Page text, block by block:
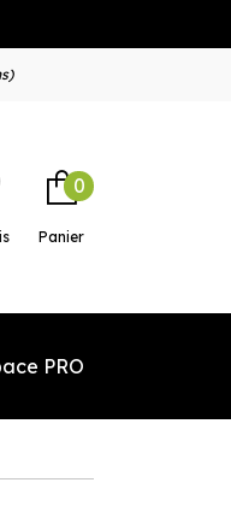
Panier
0
PRO